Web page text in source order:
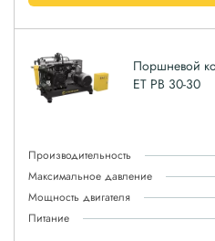
Поршневой
ET PB 30-30
Производительность
Максимальное давление
Мощность двигателя
Питание